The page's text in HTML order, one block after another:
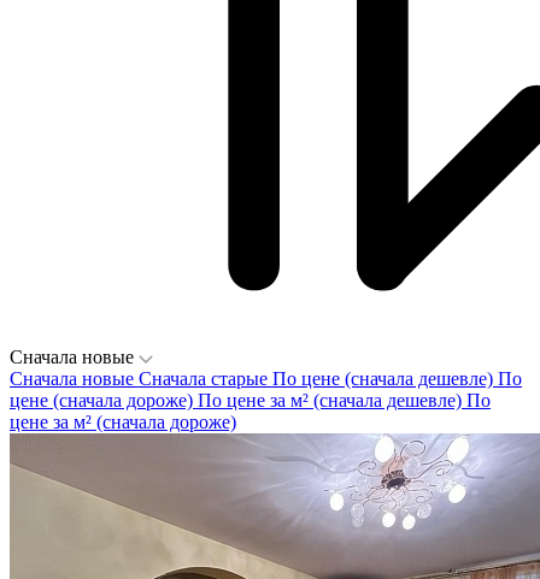
Сначала новые
Сначала новые Сначала старые По цене (сначала дешевле) По
цене (сначала дороже) По цене за м² (сначала дешевле) По
цене за м² (сначала дороже)